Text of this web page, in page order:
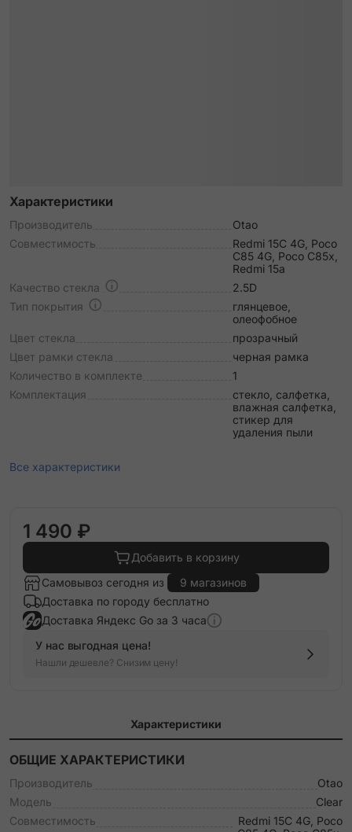
Характеристики
Производитель
Otao
Совместимость
Redmi 15C 4G, Poco
C85 4G, Poco C85x,
Redmi 15a
Качество стекла
2.5D
Тип покрытия
глянцевое,
олеофобное
Цвет стекла
прозрачный
Цвет рамки стекла
черная рамка
Количество в комплекте
1
Комплектация
стекло, салфетка,
влажная салфетка,
стикер для
удаления пыли
Все характеристики
1 490 ₽
Добавить в корзину
Самовывоз сегодня из
9 магазинов
Доставка по городу бесплатно
Доставка Яндекс Go за 3 часа
У нас выгодная цена!
Нашли дешевле? Снизим цену!
Характеристики
ОБЩИЕ ХАРАКТЕРИСТИКИ
Производитель
Otao
Модель
Clear
Совместимость
Redmi 15C 4G, Poco